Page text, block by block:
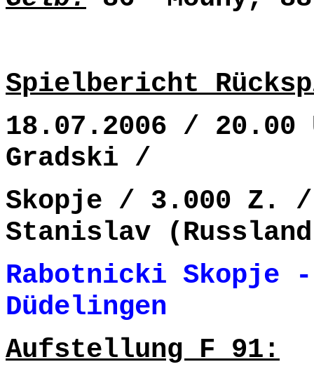
Spielbericht
18.07.2006 / 20.00
Gradski /
Skopje / 3.000 Z. /
Stanislav
Rabotnicki Skopje
Düdelingen
Aufstellung F 91: